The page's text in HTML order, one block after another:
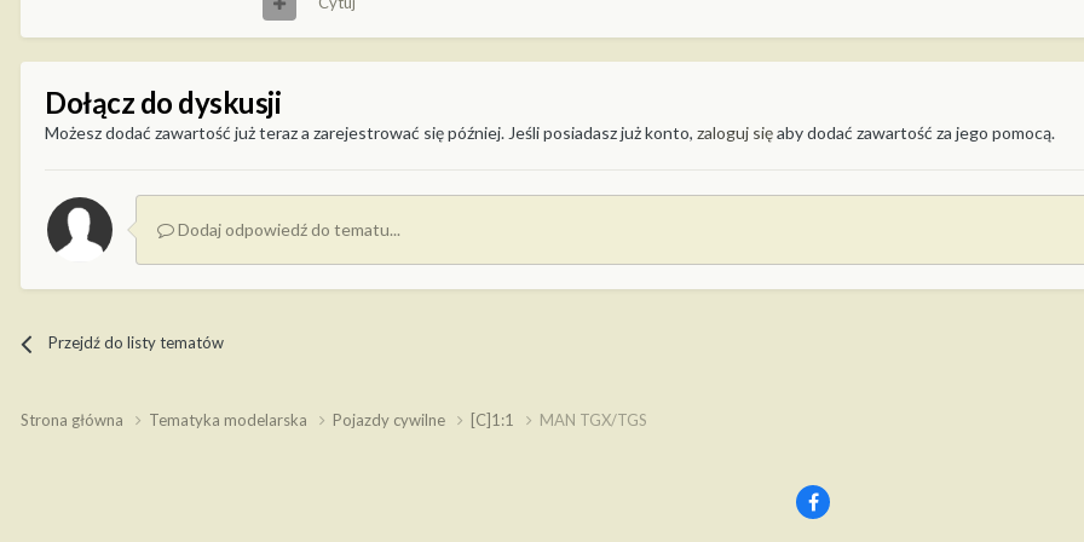
Dołącz do dyskusji
Możesz dodać zawartość już teraz a zarejestrować się później. Jeśli posiadasz już konto, zaloguj sięaby dodać zawartość za jego pomocą.
Dodaj odpowiedź do tematu...
Przejdź do listy tematów
Strona główna Tematyka modelarska Pojazdy cywilne [C]1:1 MAN TGX/TGS